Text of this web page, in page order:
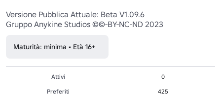
Versione Pubblica Attuale: Beta V1.09.6
Gruppo Anykine Studios ©©-BY-NC-ND 2023
Maturità: minima • Età 16+
Attivi
0
Preferiti
425